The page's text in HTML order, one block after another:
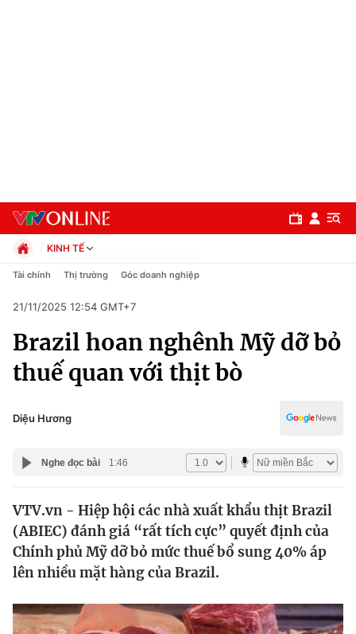
Chuyên mục
Chính trị
Pháp luật
Thế giới
Tin tức
Thế giới đó đây
Tài chính
KINH TẾ
Chính trị
Pháp luật
Kinh tế
Thể thao
Truyền hình
Y tế
Công nghệ
Tài chính Thị trường Góc doanh nghiệp
21/11/2025 12:54 GMT+7
Brazil hoan nghênh Mỹ dỡ bỏ
thuế quan với thịt bò
Diệu Hương
Nghe đọc bài 1:46
VTV.vn - Hiệp hội các nhà xuất khẩu thịt Brazil
(ABIEC) đánh giá “rất tích cực” quyết định của
Chính phủ Mỹ dỡ bỏ mức thuế bổ sung 40% áp
lên nhiều mặt hàng của Brazil.